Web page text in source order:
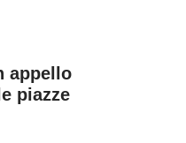
appello
piazze